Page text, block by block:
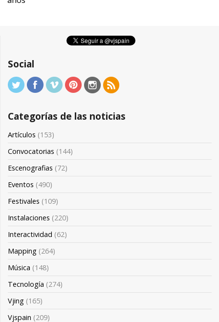
Social
Categorías de las noticias
Artículos (153)
Convocatorias (144)
Escenografias (72)
Eventos (490)
Festivales (109)
Instalaciones (220)
Interactividad (62)
Mapping (264)
Música (148)
Tecnología (274)
Vjing (165)
Vjspain (209)